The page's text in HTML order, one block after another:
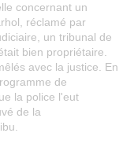
concernant un
réclamé par
un tribunal de
bien propriétaire.
avec la justice. En
de
la police l'eut
de la